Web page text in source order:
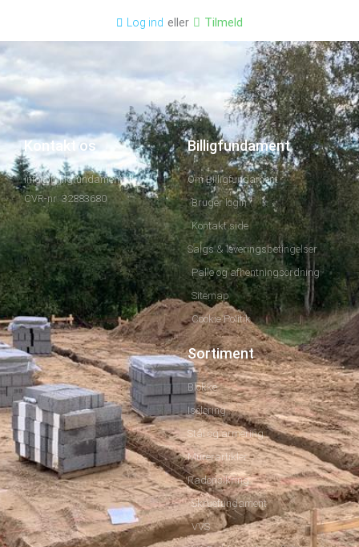
Log ind eller Tilmeld
Sortiment
Blokke
Isolering
Stål og armering
Murerartikler
Radonsikring
Skruefundament
VVS
Billigfundament
Om Billigfundament
Bruger login
Kontakt side
Salgs & leveringsbetingelser
Palle og afhentningsordning
Sitemap
Cookie Politik
Kontakt os
info@billigfundament.dk
CVR-nr: 32883680